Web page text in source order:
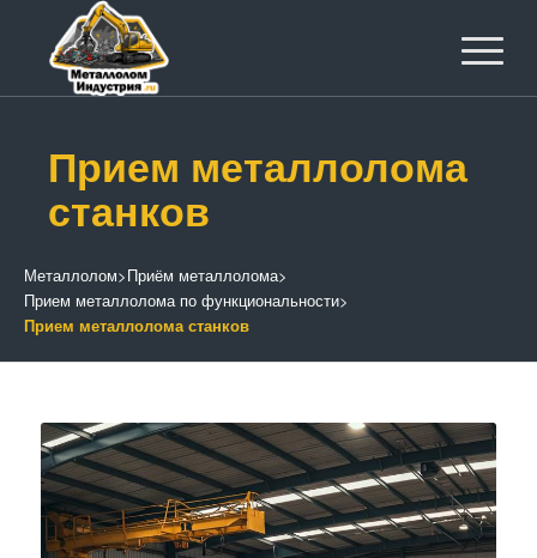
Прием металлолома
станков
Металлолом>Приём металлолома>
Прием металлолома по функциональности>
Прием металлолома станков